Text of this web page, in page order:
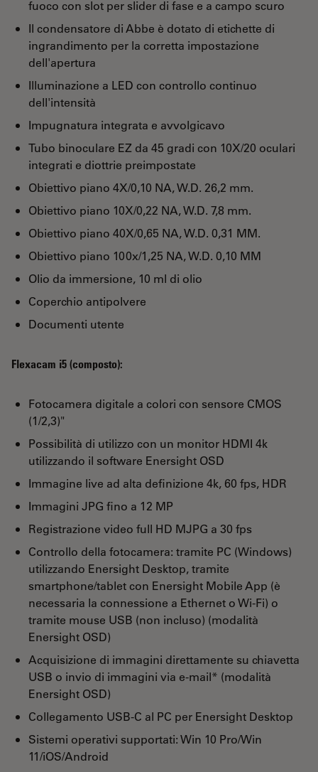
fuoco con slot per slider di fase e a campo scuro
Il condensatore di Abbe è dotato di etichette di
ingrandimento per la corretta impostazione
dell'apertura
Illuminazione a LED con controllo continuo
dell'intensità
Impugnatura integrata e avvolgicavo
Tubo binoculare EZ da 45 gradi con 10X/20 oculari
integrati e diottrie preimpostate
Obiettivo piano 4X/0,10 NA, W.D. 26,2 mm.
Obiettivo piano 10X/0,22 NA, W.D. 7,8 mm.
Obiettivo piano 40X/0,65 NA, W.D. 0,31 MM.
Obiettivo piano 100x/1,25 NA, W.D. 0,10 MM
Olio da immersione, 10 ml di olio
Coperchio antipolvere
Documenti utente
Flexacam i5 (composto):
Fotocamera digitale a colori con sensore CMOS
(1/2,3)"
Possibilità di utilizzo con un monitor HDMI 4k
utilizzando il software Enersight OSD
Immagine live ad alta definizione 4k, 60 fps, HDR
Immagini JPG fino a 12 MP
Registrazione video full HD MJPG a 30 fps
Controllo della fotocamera: tramite PC (Windows)
utilizzando Enersight Desktop, tramite
smartphone/tablet con Enersight Mobile App (è
necessaria la connessione a Ethernet o Wi-Fi) o
tramite mouse USB (non incluso) (modalità
Enersight OSD)
Acquisizione di immagini direttamente su chiavetta
USB o invio di immagini via e-mail* (modalità
Enersight OSD)
Collegamento USB-C al PC per Enersight Desktop
Sistemi operativi supportati: Win 10 Pro/Win
11/iOS/Android